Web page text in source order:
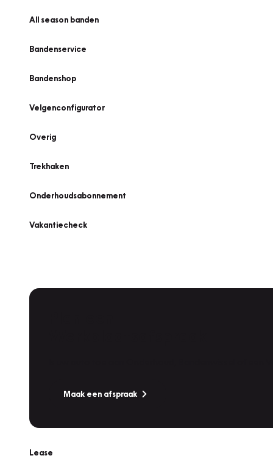
All season banden
Bandenservice
Bandenshop
Velgenconfigurator
Overig
Trekhaken
Onderhoudsabonnement
Vakantiecheck
Maak een afspraak
Lease